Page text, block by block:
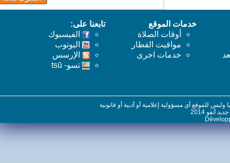
خدمات الموقع
أوقات الصلاة
مواقيت القطار
خدمات اخرى
تابعنا على:
الفيسبوك
اليوتوب
اﻹرسس
تسو- tsū
للموقع أي مسؤولية إعلامية أو أدبية أو قانونية
2014